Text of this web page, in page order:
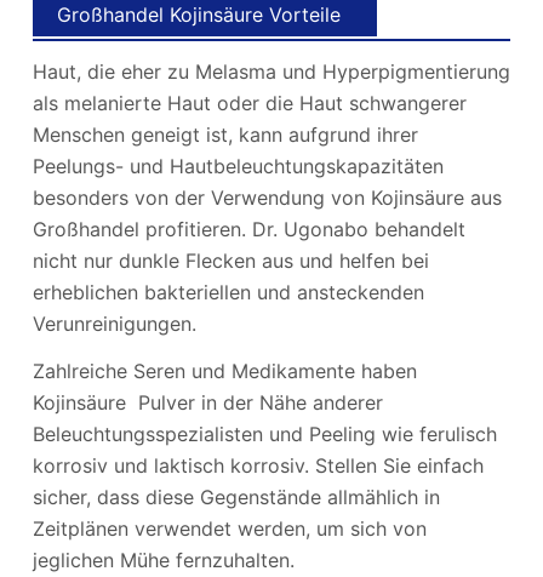
Großhandel Kojinsäure Vorteile
Haut, die eher zu Melasma und Hyperpigmentierung
als melanierte Haut oder die Haut schwangerer
Menschen geneigt ist, kann aufgrund ihrer
Peelungs- und Hautbeleuchtungskapazitäten
besonders von der Verwendung von Kojinsäure aus
Großhandel profitieren. Dr. Ugonabo behandelt
nicht nur dunkle Flecken aus und helfen bei
erheblichen bakteriellen und ansteckenden
Verunreinigungen.
Zahlreiche Seren und Medikamente haben
Kojinsäure Pulver in der Nähe anderer
Beleuchtungsspezialisten und Peeling wie ferulisch
korrosiv und laktisch korrosiv. Stellen Sie einfach
sicher, dass diese Gegenstände allmählich in
Zeitplänen verwendet werden, um sich von
jeglichen Mühe fernzuhalten.